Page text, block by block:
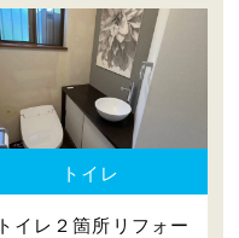
トイレ
トイレ２箇所リフォー